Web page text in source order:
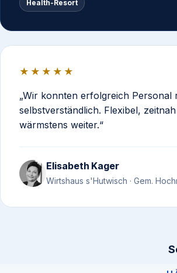
Health-Resort
★★★★★
Wir konnten erfolgreich
selbstverständlich. Flexibel,
wärmstens weiter.
Elisabeth Kager
Wirtshaus s'Hutwisch · Gem.